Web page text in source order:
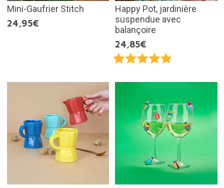
Mini-Gaufrier Stitch
24,95€
Happy Pot, jardinière
suspendue avec
balançoire
24,85€